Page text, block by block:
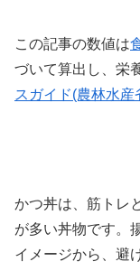
この記事の数値は
づいて算出し、栄
スガイド(農林水産
かつ丼は、筋トレ
が多い丼物です。
イメージから、避